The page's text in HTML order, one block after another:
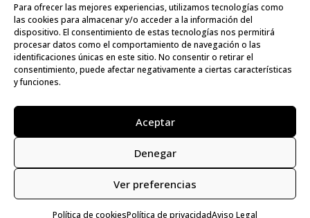
Para ofrecer las mejores experiencias, utilizamos tecnologías como
las cookies para almacenar y/o acceder a la información del
dispositivo. El consentimiento de estas tecnologías nos permitirá
procesar datos como el comportamiento de navegación o las
identificaciones únicas en este sitio. No consentir o retirar el
consentimiento, puede afectar negativamente a ciertas características
y funciones.
Aceptar
Denegar
Ver preferencias
Política de cookiesPolítica de privacidadAviso Legal
Haz clic para aceptar cookies de
marketing y permitir este contenido
© LURA 2024 |Aviso Legal|Política de
Política de Cookies
de accesibilidad|Mapa del sitio|Diseño:
Uraldes.com